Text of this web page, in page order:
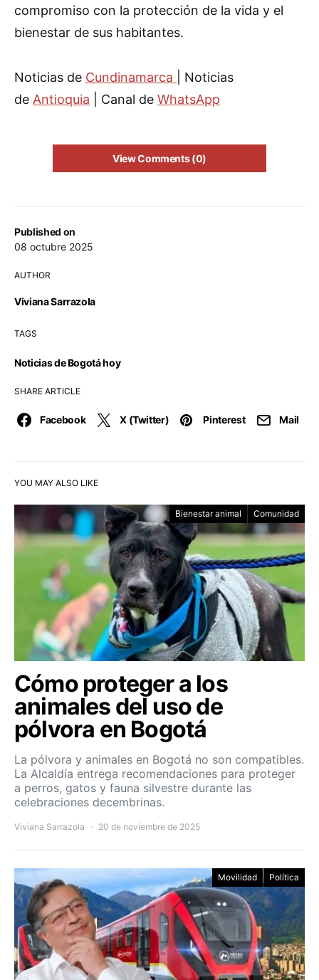
Published on
08 octubre 2025
AUTHOR
Viviana Sarrazola
TAGS
Noticias de Bogotá hoy
SHARE ARTICLE
Facebook X (Twitter) Pinterest Mail
compromiso con la protección de la vida y el
bienestar de sus habitantes.
Noticias de Cundinamarca
| Noticias
de Antioquia | Canal de WhatsApp
View Comments (0)
YOU MAY ALSO LIKE
Bienestar animal Comunidad
Cómo proteger a los
animales del uso de
pólvora en Bogotá
La pólvora y animales en Bogotá no son compatibles.
La Alcaldía entrega recomendaciones para proteger
a perros, gatos y fauna silvestre durante las
celebraciones decembrinas.
Viviana Sarrazola 20 de noviembre de 2025
Movilidad Política